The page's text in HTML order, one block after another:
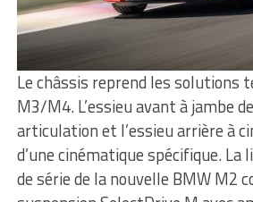
Le châssis reprend les solutions
M3/M4. L’essieu avant à jambe
articulation et l’essieu arrière à
d’une cinématique spécifique. La
de série de la nouvelle BMW M2